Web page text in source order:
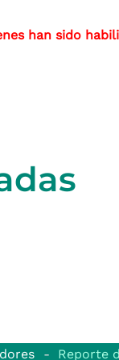
han sido
Reporte